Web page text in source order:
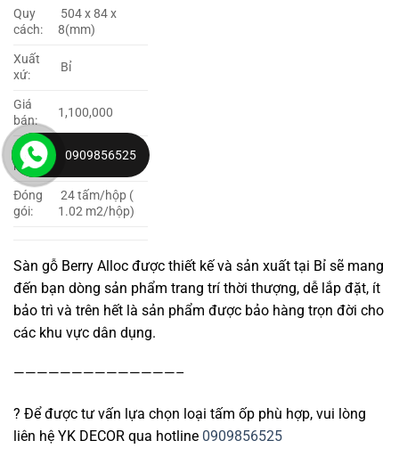
Quy
cách:
504 x 84 x
8(mm)
Xuất
xứ:
Bỉ
Giá
bán:
1,100,000
Bảo
hành:
trọn đời
Đóng
gói:
24 tấm/hộp (
1.02 m2/hộp)
Sàn gỗ Berry Alloc được thiết kế và sản xuất tại Bỉ sẽ mang
đến bạn dòng sản phẩm trang trí thời thượng, dễ lắp đặt, ít
bảo trì và trên hết là sản phẩm được bảo hàng trọn đời cho
các khu vực dân dụng.
——————————————–
? Để được tư vấn lựa chọn loại tấm ốp phù hợp, vui lòng
liên hệ YK DECOR qua hotline 0909856525
0909856525